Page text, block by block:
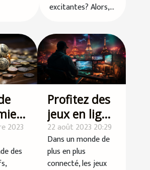
excitantes? Alors,...
2023
des
Profitez des
jeux en ligne
gratuits:
Comment
les jeux sur
22 août 2023 20:29
Dans un monde de
plus en plus
connecté, les jeux